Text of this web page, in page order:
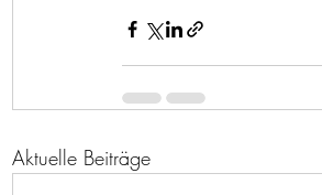
Aktuelle Beiträge